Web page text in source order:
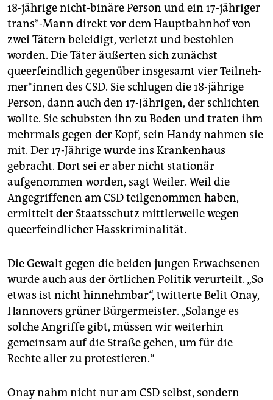
18-jährige nicht-binäre Person und ein 17-jähriger
trans*-Mann direkt vor dem Hauptbahnhof von
zwei Tätern beleidigt, verletzt und bestohlen
worden. Die Täter äußerten sich zunächst
queerfeindlich gegenüber insgesamt vier Teil­neh­
me­r*in­nen des CSD. Sie schlugen die 18-jährige
Person, dann auch den 17-Jährigen, der schlichten
wollte. Sie schubsten ihn zu Boden und traten ihm
mehrmals gegen der Kopf, sein Handy nahmen sie
mit. Der 17-Jährige wurde ins Krankenhaus
gebracht. Dort sei er aber nicht stationär
aufgenommen worden, sagt Weiler. Weil die
Angegriffenen am CSD teilgenommen haben,
ermittelt der Staatsschutz mittlerweile wegen
queerfeindlicher Hasskriminalität.
Die Gewalt gegen die beiden jungen Erwachsenen
wurde auch aus der örtlichen Politik verurteilt. „So
etwas ist nicht hinnehmbar“, twitterte Belit Onay,
Hannovers grüner Bürgermeister. „Solange es
solche Angriffe gibt, müssen wir weiterhin
gemeinsam auf die Straße gehen, um für die
Rechte aller zu protestieren.“
Onay nahm nicht nur am CSD selbst, sondern